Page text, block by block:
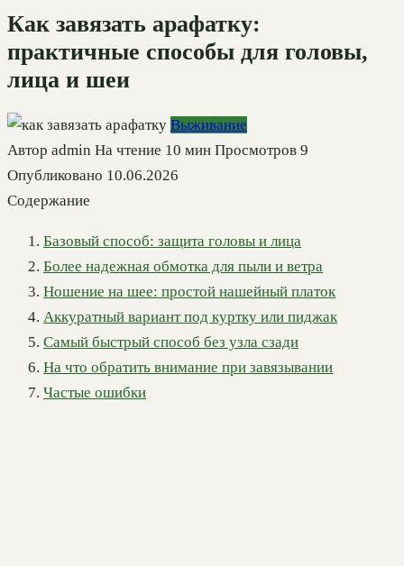
Как завязать арафатку:
практичные способы для головы,
лица и шеи
Выживание
Автор admin На чтение 10 мин Просмотров 9
Опубликовано 10.06.2026
Содержание
Базовый способ: защита головы и лица
Более надежная обмотка для пыли и ветра
Ношение на шее: простой нашейный платок
Аккуратный вариант под куртку или пиджак
Самый быстрый способ без узла сзади
На что обратить внимание при завязывании
Частые ошибки